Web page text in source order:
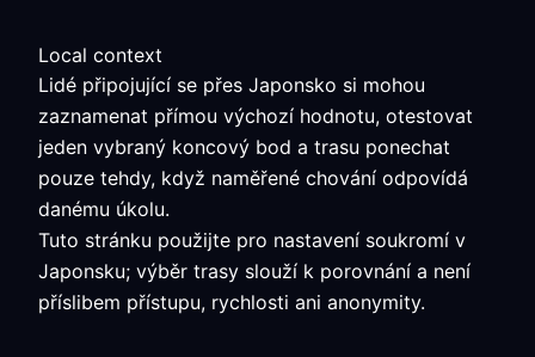
Local context
Lidé připojující se přes Japonsko si mohou
zaznamenat přímou výchozí hodnotu, otestovat
jeden vybraný koncový bod a trasu ponechat
pouze tehdy, když naměřené chování odpovídá
danému úkolu.
Tuto stránku použijte pro nastavení soukromí v
Japonsku; výběr trasy slouží k porovnání a není
příslibem přístupu, rychlosti ani anonymity.